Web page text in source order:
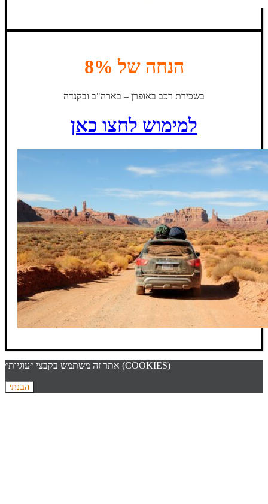
הנחה של 8%
בשכירת רכב באופרן – בארה"ב ובקנדה
למימוש לחצו כאן
אתר זה משתמש בקבצי ״עוגיות״ (COOKIES)
הבנתי